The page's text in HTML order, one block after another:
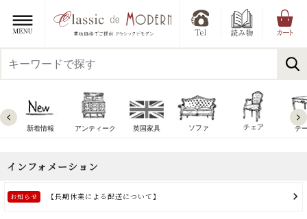
新着情報 アンティーク 英国家具 ソファ チェア テ